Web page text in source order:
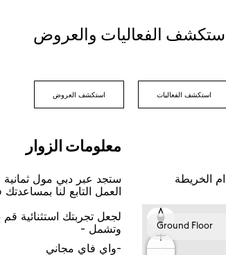
اﺳﺘﻜﺸﻒ اﻟﻔﻌﺎﻟﻴﺎﺕ ﻭاﻟﻌﺮﻭﺽ
اﺳﺘﻜﺸﻒ اﻟﻔﻌﺎﻟﻴﺎﺕ اﺳﺘﻜﺸﻒ اﻟﻌﺮﻭﺽ
اﻟﺨﺮﻳﻄﺔ
ﻣﻌﻠﻮﻣﺎﺕ اﻟﺰﻭاﺭ
ﺳﺘﺠﺪ ﻋﺒﺮ ﺩﺑﻲ ﻣﻮﻝ
اﻟﻌﻤﻞ اﻟﺘﺎﺑﻊ ﻟﻨﺎ
ﻟﺠﻌﻞ ﺗﺠﺮﺑﺘﻚ اﺳﺘﺜﻨﺎﺋﻴﺔ
ﻭﺗﺸﻤﻞ -
-ﻭاﻱ ﻓﺎﻱ ﻣﺠﺎﻧﻲ